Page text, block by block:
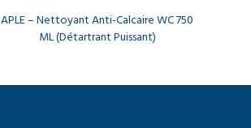
APLE – Nettoyant Anti-Calcaire WC 750
ML (Détartrant Puissant)